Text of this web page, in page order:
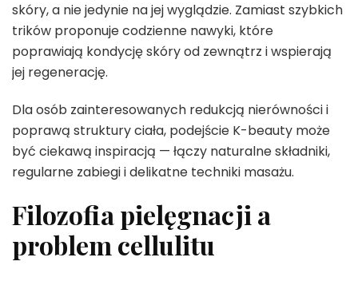
skóry, a nie jedynie na jej wyglądzie. Zamiast szybkich
trików proponuje codzienne nawyki, które
poprawiają kondycję skóry od zewnątrz i wspierają
jej regenerację.
Dla osób zainteresowanych redukcją nierówności i
poprawą struktury ciała, podejście K-beauty może
być ciekawą inspiracją — łączy naturalne składniki,
regularne zabiegi i delikatne techniki masażu.
Filozofia pielęgnacji a
problem cellulitu